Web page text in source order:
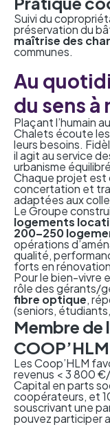
Suivi du
préservation du
maîtrise des
communes.
Au
du sens à
Plaçant l’humain
Chalets écoute
leurs besoins.
il agit au service
urbanisme
Chaque projet est
concertation et
adaptées aux
Le Groupe
logements
200–250
opérations
qualité,
forts en
Pour le bien-vivre
rôle des gérants/
fibre optique,
(seniors,
Membre de
COOP’HLM
Les Coop’HLM
revenus < 3 800
Capital en parts
coopérateurs, et
souscrivant une
pouvez participer